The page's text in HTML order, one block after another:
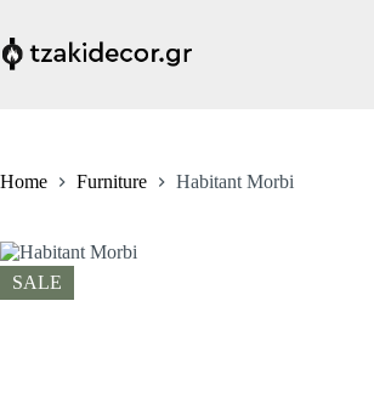
content
Home Furniture Habitant Morbi
SALE